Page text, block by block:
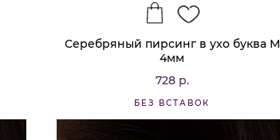
Серебряный пирсинг в ухо буква М
4мм
728 р.
БЕЗ ВСТАВОК